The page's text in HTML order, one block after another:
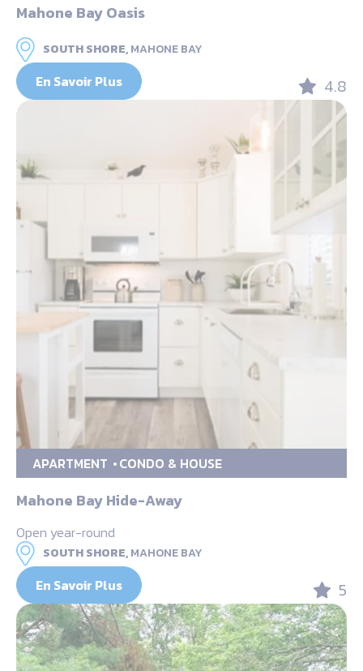
Mahone Bay Oasis
SOUTH SHORE,MAHONE BAY
En Savoir Plus 4.8
APARTMENT CONDO & HOUSE
Mahone Bay Hide-Away
Open year-round
SOUTH SHORE,MAHONE BAY
En Savoir Plus 5